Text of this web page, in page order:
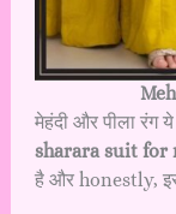
मेहंदी और पीला रंग
sharara suit for
है और honestly,